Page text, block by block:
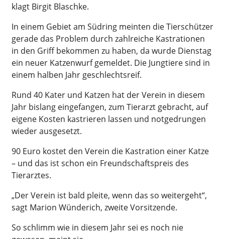
klagt Birgit Blaschke.
In einem Gebiet am Südring meinten die Tierschützer
gerade das Problem durch zahlreiche Kastrationen
in den Griff bekommen zu haben, da wurde Dienstag
ein neuer Katzenwurf gemeldet. Die Jungtiere sind in
einem halben Jahr geschlechtsreif.
Rund 40 Kater und Katzen hat der Verein in diesem
Jahr bislang eingefangen, zum Tierarzt gebracht, auf
eigene Kosten kastrieren lassen und notgedrungen
wieder ausgesetzt.
90 Euro kostet den Verein die Kastration einer Katze
– und das ist schon ein Freundschaftspreis des
Tierarztes.
„Der Verein ist bald pleite, wenn das so weitergeht“,
sagt Marion Wünderich, zweite Vorsitzende.
So schlimm wie in diesem Jahr sei es noch nie